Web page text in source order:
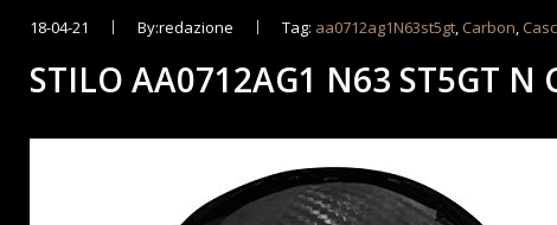
18-04-21 By:redazione Tag: aa0712ag1N63st5gt, Carbon,
STILO AA0712AG1 N63 ST5GT N